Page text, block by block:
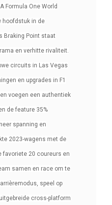
Formula One World
hoofdstuk in de
Braking Point staat
en verhitte rivaliteit.
circuits in Las Vegas
en upgrades in F1
voegen een authentiek
de feature 35%
spanning en
2023-wagens met de
favoriete 20 coureurs en
samen en race om te
speel op
cross-platform
503094812516